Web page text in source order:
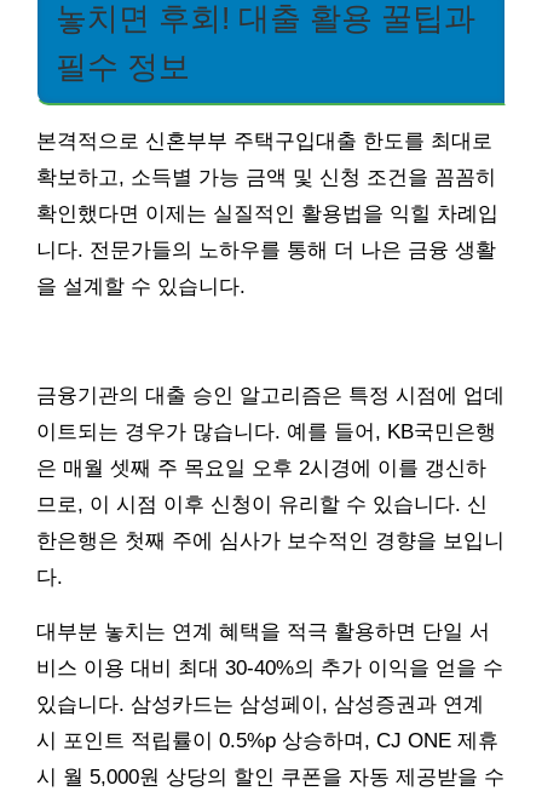
놓치면 후회! 대출 활용 꿀팁과
필수 정보
본격적으로 신혼부부 주택구입대출 한도를 최대로
확보하고, 소득별 가능 금액 및 신청 조건을 꼼꼼히
확인했다면 이제는 실질적인 활용법을 익힐 차례입
니다. 전문가들의 노하우를 통해 더 나은 금융 생활
을 설계할 수 있습니다.
금융기관의 대출 승인 알고리즘은 특정 시점에 업데
이트되는 경우가 많습니다. 예를 들어, KB국민은행
은 매월 셋째 주 목요일 오후 2시경에 이를 갱신하
므로, 이 시점 이후 신청이 유리할 수 있습니다. 신
한은행은 첫째 주에 심사가 보수적인 경향을 보입니
다.
대부분 놓치는 연계 혜택을 적극 활용하면 단일 서
비스 이용 대비 최대 30-40%의 추가 이익을 얻을 수
있습니다. 삼성카드는 삼성페이, 삼성증권과 연계
시 포인트 적립률이 0.5%p 상승하며, CJ ONE 제휴
시 월 5,000원 상당의 할인 쿠폰을 자동 제공받을 수